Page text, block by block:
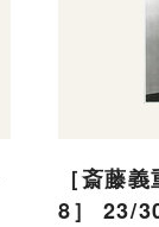
［斎藤
8］ 23/